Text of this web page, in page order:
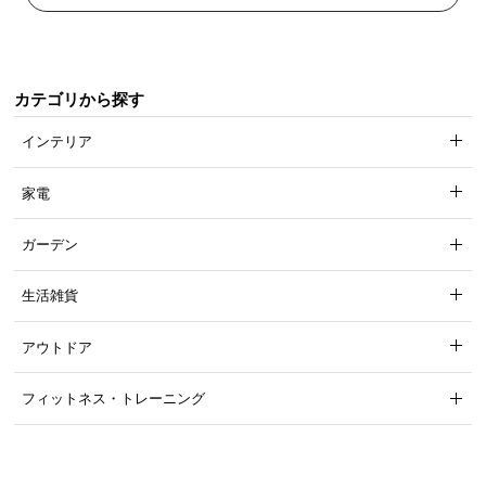
カテゴリから探す
インテリア
家電
ガーデン
生活雑貨
アウトドア
フィットネス・トレーニング